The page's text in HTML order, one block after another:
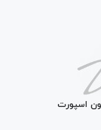
اسپورت